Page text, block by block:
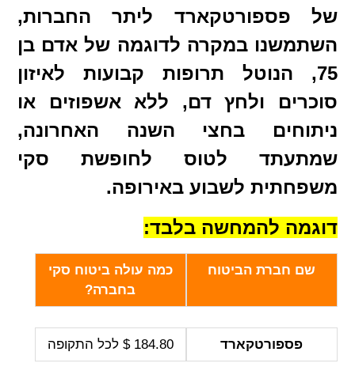
של פספורטקארד ליתר החברות,
השתמשנו במקרה לדוגמה של אדם בן
75, הנוטל תרופות קבועות לאיזון
סוכרים ולחץ דם, ללא אשפוזים או
ניתוחים בחצי השנה האחרונה,
שמתעתד לטוס לחופשת סקי
משפחתית לשבוע באירופה.
דוגמה להמחשה בלבד:
שם חברת הביטוח
כמה עולה ביטוח סקי
בחברה?
פספורטקארד 184.80 $ לכל התקופה